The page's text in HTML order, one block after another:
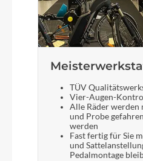
TÜV
Vier-Augen-
Alle Räder
und Probe
werden
Fast fertig für Sie
und
Pedalmontage